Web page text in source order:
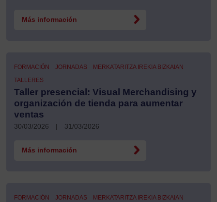
Más información
FORMACIÓN JORNADAS
MERKATARITZA IREKIA BIZKAIAN
TALLERES
Taller presencial: Visual Merchandising y
organización de tienda para aumentar
ventas
30/03/2026 | 31/03/2026
Más información
FORMACIÓN JORNADAS
MERKATARITZA IREKIA BIZKAIAN